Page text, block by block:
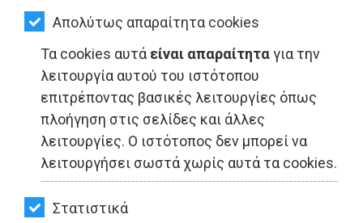
Απολύτως απαραίτητα cookies
Τα cookies αυτά είναι απαραίτηταγια την
λειτουργία αυτού του ιστότοπου
επιτρέποντας βασικές λειτουργίες όπως
πλοήγηση στις σελίδες και άλλες
λειτουργίες. Ο ιστότοπος δεν μπορεί να
λειτουργήσει σωστά χωρίς αυτά τα cookies.
Στατιστικά
ΟΙΚΟΝΟΜΙΑ
ΑΘΛΗΤΙΣΜΟΣ
ΠΟΛΙΤΙΣΜΟΣ
ΣΠΙΤΙ-
ΚΗΠΟΣ
ΥΓΕΙΑ
LIFESTYLE
LIFESTYLE - Μαραθώνας